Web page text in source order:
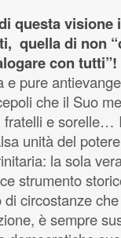
questa
quella di non
con tutti”!
pure
che il Suo
e sorelle…
unità del
la sola
strumento
circostanze
è sempre